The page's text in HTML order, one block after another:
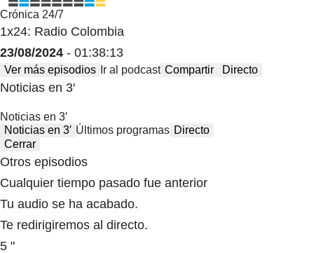
Crónica 24/7
1x24: Radio Colombia
23/08/2024 - 01:38:13
Ver más episodios Ir al podcast Compartir Directo
Noticias en 3′
Noticias en 3′
Noticias en 3′ Últimos programas Directo
Cerrar
Otros episodios
Cualquier tiempo pasado fue anterior
Tu audio se ha acabado.
Te redirigiremos al directo.
5 "